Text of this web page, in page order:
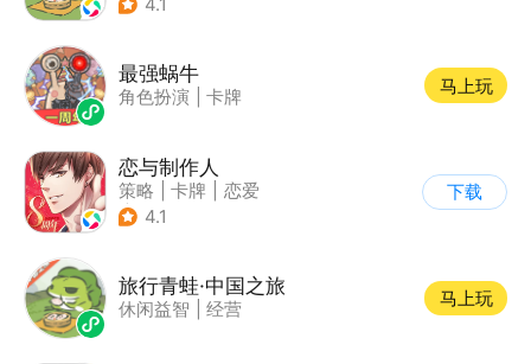
4.1
最强蜗牛
角色扮演 卡牌
马上玩
恋与制作人
策略 卡牌
恋爱
| 乙女
4.1
下载
旅行青蛙·中国之旅
休闲益智 经营
马上玩